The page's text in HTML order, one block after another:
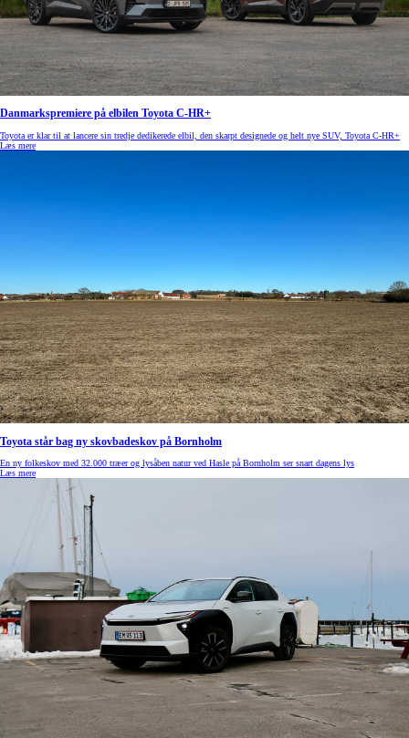
Danmarkspremiere på elbilen Toyota C-HR+
Toyota er klar til at lancere sin tredje dedikerede elbil, den skarpt designede og helt nye SUV, Toyota C-HR+
Læs mere
Toyota står bag ny skovbadeskov på Bornholm
En ny folkeskov med 32.000 træer og lysåben natur ved Hasle på Bornholm ser snart dagens lys
Læs mere